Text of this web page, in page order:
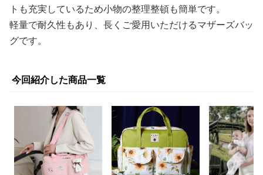
トも充実しているため小物の整理整頓も簡単です。
軽量で耐久性もあり、長くご愛用いただけるマザーズバッ
グです。
今回紹介した商品一覧